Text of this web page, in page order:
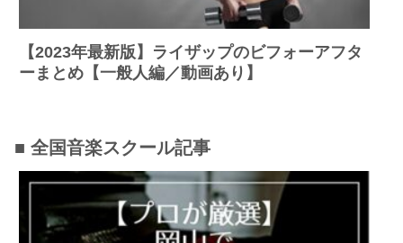
【2023年最新版】ライザップのビフォーアフタ
ーまとめ【一般人編／動画あり】
■ 全国音楽スクール記事